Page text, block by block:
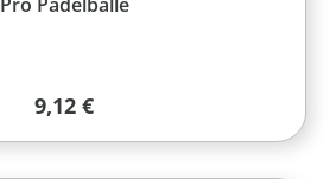
Regulärer Preis:
9,12 €